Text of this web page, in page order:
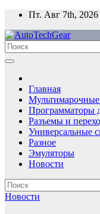
Перейти
содержимому
Пт. Авг 7th, 2026
Главная
Программаторы
Разъемы и
Универсальные
Разное
Эмуляторы
Новости
Новости